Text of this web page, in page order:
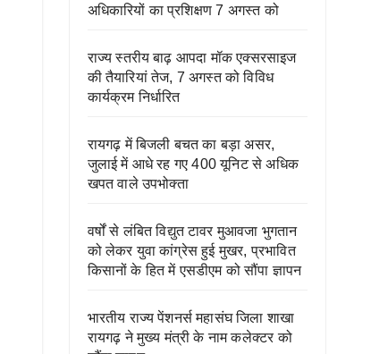
अधिकारियों का प्रशिक्षण 7 अगस्त को
राज्य स्तरीय बाढ़ आपदा मॉक एक्सरसाइज
की तैयारियां तेज, 7 अगस्त को विविध
कार्यक्रम निर्धारित
रायगढ़ में बिजली बचत का बड़ा असर,
जुलाई में आधे रह गए 400 यूनिट से अधिक
खपत वाले उपभोक्ता
वर्षों से लंबित विद्युत टावर मुआवजा भुगतान
को लेकर युवा कांग्रेस हुई मुखर, प्रभावित
किसानों के हित में एसडीएम को सौंपा ज्ञापन
भारतीय राज्य पेंशनर्स महासंघ जिला शाखा
रायगढ़ ने मुख्य मंत्री के नाम कलेक्टर को